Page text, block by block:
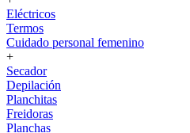
Eléctricos
Termos
Cuidado personal femenino
+
Secador
Depilación
Planchitas
Freidoras
Planchas